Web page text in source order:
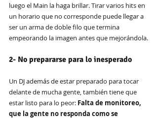
luego el Main la haga brillar. Tirar varios hits en
un horario que no corresponde puede llegar a
ser un arma de doble filo que termina
empeorando la imagen antes que mejorándola.
2- No prepararse para lo inesperado
Un DJ además de estar preparado para tocar
delante de mucha gente, también tiene que
estar listo para lo peor: Falta de monitoreo,
que la gente no responda como se